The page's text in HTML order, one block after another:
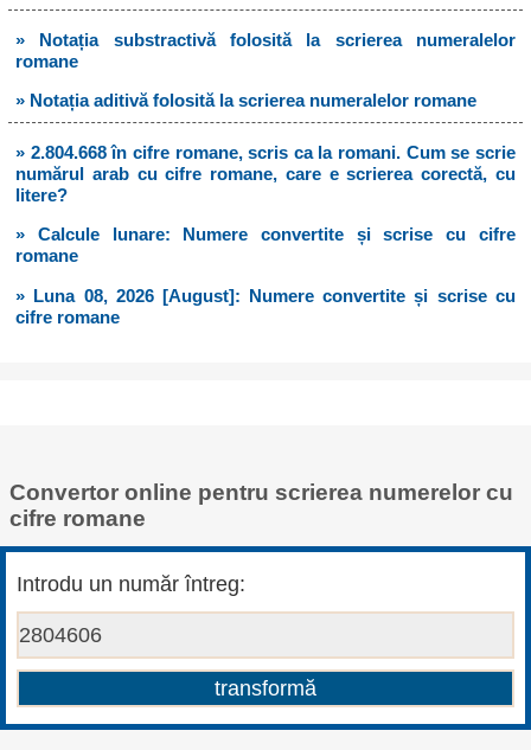
» Notația substractivă folosită la scrierea numeralelor
romane
» Notația aditivă folosită la scrierea numeralelor romane
» 2.804.668 în cifre romane, scris ca la romani. Cum se scrie
numărul arab cu cifre romane, care e scrierea corectă, cu
litere?
» Calcule lunare: Numere convertite și scrise cu cifre
romane
» Luna 08, 2026 [August]: Numere convertite și scrise cu
cifre romane
Convertor online pentru scrierea numerelor cu
cifre romane
Introdu un număr întreg: